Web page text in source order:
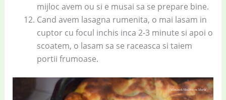
mijloc avem ou si e musai sa se prepare bine.
Cand avem lasagna rumenita, o mai lasam in
cuptor cu focul inchis inca 2-3 minute si apoi o
scoatem, o lasam sa se raceasca si taiem
portii frumoase.